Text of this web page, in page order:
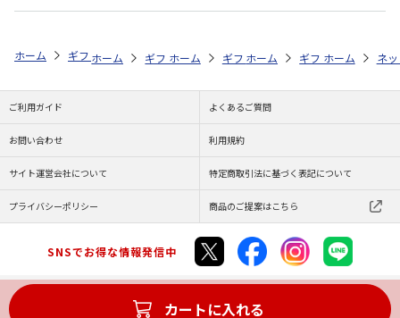
カートに入れる
ホーム ギフトストア お中元・夏ギフト特集 2026 お菓子・スイーツ
ホーム ギフトストア お中元・夏ギフト特集 2026
ホーム ギフトストア お中元・夏ギフト
ホーム ギフトストア お
ホーム ネ
ご利用ガイド よくあるご質問
お問い合わせ 利用規約
サイト運営会社について 特定商取引法に基づく表記について
プライバシーポリシー 商品のご提案はこちら
SNSでお得な情報発信中